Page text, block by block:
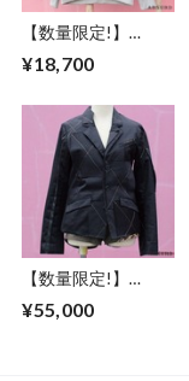
【数量限定!】
トカーディガン メ
サイズ ドット柄 ア
ブサード ロゴ 裏起
毛 グレー 左右ポケ
ット DOT
¥18,700
【数量限定!】
ト レディース シル
¥55,000